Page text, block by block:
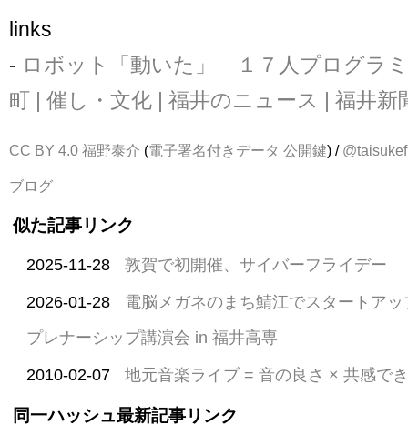
links
- ロボット「動いた」 １７人プログラ
町 | 催し・文化 | 福井のニュース | 福井新
CC BY 4.0 福野泰介 (電子署名付きデータ 公開鍵) / @taisukef
ブログ
似た記事リンク
2025-11-28 敦賀で初開催、サイバーフライデー
2026-01-28
電脳メガネのまち鯖江でスタートア
プレナーシップ講演会 in 福井高専
2010-02-07 地元音楽ライブ = 音の良さ × 共感で
同一ハッシュ最新記事リンク